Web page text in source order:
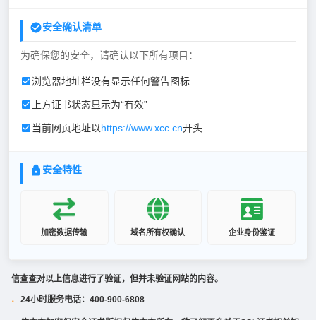
安全确认清单
为确保您的安全，请确认以下所有项目：
浏览器地址栏没有显示任何警告图标
上方证书状态显示为“有效”
当前网页地址以https://www.xcc.cn开头
安全特性
加密数据传输 域名所有权确认 企业身份鉴证
信查查对以上信息进行了验证，但并未验证网站的内容。
· 24小时服务电话：400-900-6808